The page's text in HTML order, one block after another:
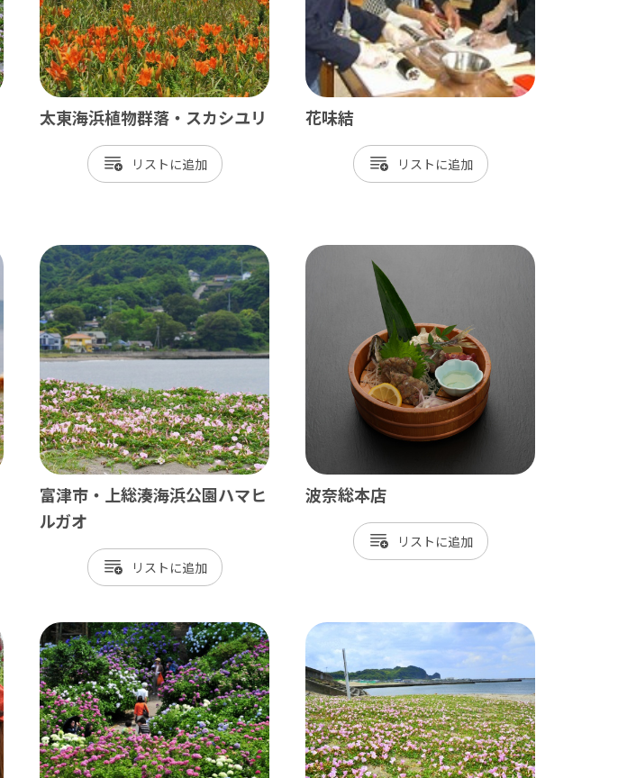
成田市
佐倉市
八街市
印西市
白井市
香取市
酒々井町
栄町
神崎町
多古町
東庄町
芝山町
東金市
旭市
匝瑳市
山武市
大網白里市
横芝光町
長南町
太東海浜植物群落・スカシユリ
リスト
花味結
リスト
富津市・上総湊海浜公園ハマヒ
ルガオ
リスト
波奈総本店
リスト